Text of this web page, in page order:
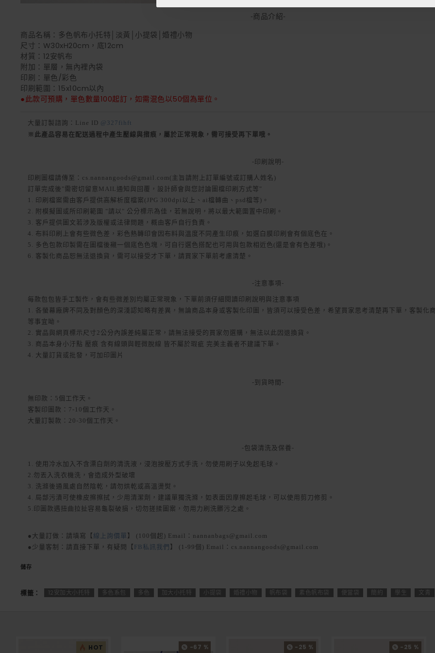
-商品介紹-
商品名稱：多色帆布小托特│淡黃│小提袋│婚禮小物
尺寸：W30xH20cm，底12cm
材質：12安帆布
附加：單層，無內裡內袋
印刷：單色/彩色
印刷範圍：15x10cm以內
●此款可預購，單色數量100起訂，如需混色以50個為單位。
大量訂製諮詢：Line ID @327fihft
※此產品容易在配送過程中產生壓線與摺痕，屬於正常現象，需可接受再下單哦。
-印刷說明-
印刷圖檔請傳至：cs.nannangoods@gmail.com(主旨請附上訂單編號或訂購人姓名)
訂單完成後"需密切留意MAIL通知與回覆，設計師會與您討論圖檔印刷方式等"
1. 印刷檔案需由客戶提供高解析度檔案(JPG 300dpi以上、ai檔轉曲、psd檔等)。
2. 附模擬圖或所印刷範圍 "請以" 公分標示為佳，若無說明，將以最大範圍置中印刷。
3. 客戶提供圖文若涉及版權或法律問題，概由客戶自行負責。
4. 布料印刷上會有些微色差，彩色熱轉印會因布料與溫度不同產生印痕，如選白膜印刷會有個底色在。
5. 多色包款印製需在圖檔後襯一個底色色塊，可自行選色搭配也可用與包款相近色(還是會有色差哦)。
6. 客製化商品恕無法退換貨，需可以接受才下單，請買家下單前考慮清楚。
-注意事項-
每款包包皆手工製作，會有些微差別均屬正常現象，下單前須仔細閱讀印刷說明與注意事項
1. 各螢幕廠牌不同及對顏色的深淺認知略有差異，無論商品本身或客製化印圖，皆須可以接受色差，希望買家思考清楚再下單，客製化
等事宜呦。
2. 實品與網頁標示尺寸2公分內誤差純屬正常，請無法接受的買家勿選購，無法以此因退換貨。
3. 商品本身小汙點 壓痕 含有線頭與輕微脫線 皆不屬於瑕疵 完美主義者不建議下單。
4. 大量訂貨或批發，可加印圖片
-到貨時間-
無印款：5個工作天。
客製印圖款：7-10個工作天。
大量訂製款：20-30個工作天。
-包袋清洗及保養-
1. 使用冷水加入不含漂白劑的清洗液，浸泡按壓方式手洗，勿使用刷子以免起毛球。
2.勿丟入洗衣機洗，會造成外型破壞
3. 洗滌後通風處自然陰乾，請勿烘乾或高溫燙熨。
4. 局部污漬可使橡皮擦擦拭，少用清潔劑，建議單獨洗滌，如表面因摩擦起毛球，可以使用剪刀修剪。
5.印圖款遇扭曲拉扯容易龜裂破損，切勿搓揉圖案，勿用力刷洗髒污之處。
●大量訂做：請填寫【 線上詢價單 】 (100個起) Email：nannanbags@gmail.com
●少量客制：請直接下單，有疑問【 FB私訊我們 】 (1-99個) Email：cs.nannangoods@gmail.com
儲存
標籤： 12安加大小托特 多色系包 多色 加大小托特 小提袋 婚禮小物 帆布袋 素色帆布袋 便當袋 簡約 學生 文青
HOT -67 % -25 % -25 %